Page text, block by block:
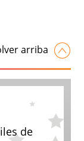
arriba
de